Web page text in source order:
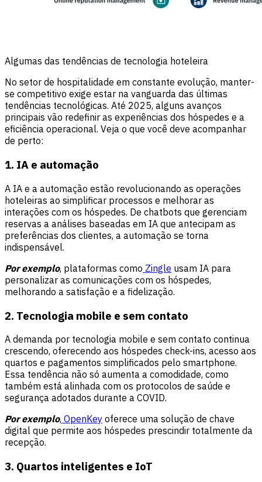
Algumas das tendências de tecnologia hoteleira
No setor de hospitalidade em constante evolução, manter-
se competitivo exige estar na vanguarda das últimas
tendências tecnológicas. Até 2025, alguns avanços
principais vão redefinir as experiências dos hóspedes e a
eficiência operacional. Veja o que você deve acompanhar
de perto:
1. IA e automação
A IA e a automação estão revolucionando as operações
hoteleiras ao simplificar processos e melhorar as
interações com os hóspedes. De chatbots que gerenciam
reservas a análises baseadas em IA que antecipam as
preferências dos clientes, a automação se torna
indispensável.
Por exemplo, plataformas como Zingle usam IA para
personalizar as comunicações com os hóspedes,
melhorando a satisfação e a fidelização.
2. Tecnologia mobile e sem contato
A demanda por tecnologia mobile e sem contato continua
crescendo, oferecendo aos hóspedes check-ins, acesso aos
quartos e pagamentos simplificados pelo smartphone.
Essa tendência não só aumenta a comodidade, como
também está alinhada com os protocolos de saúde e
segurança adotados durante a COVID.
Por exemplo, OpenKey oferece uma solução de chave
digital que permite aos hóspedes prescindir totalmente da
recepção.
3. Quartos inteligentes e IoT